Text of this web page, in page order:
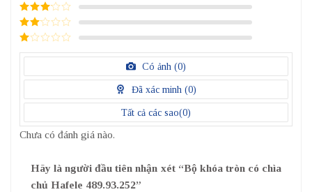
4/ 5
điểm
3/ 5
điểm
2/
điểm
1
điểm
Có ảnh (0)
Đã xác minh (0)
Tất cả các sao(0)
Chưa có đánh giá nào.
Hãy là người đầu tiên nhận xét “Bộ khóa tròn có chìa
chủ Hafele 489.93.252”